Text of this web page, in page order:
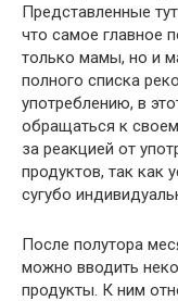
Представленные
что самое главное
только мамы, но и
полного списка
употреблению, в
обращаться к
за реакцией от
продуктов, так как
сугубо
После полутора
можно вводить
продукты. К ним